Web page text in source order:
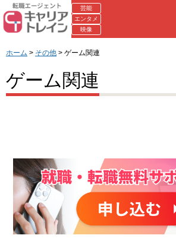
芸能
エンタメ
映像
ホーム > その他 > ゲーム関連
ゲーム関連